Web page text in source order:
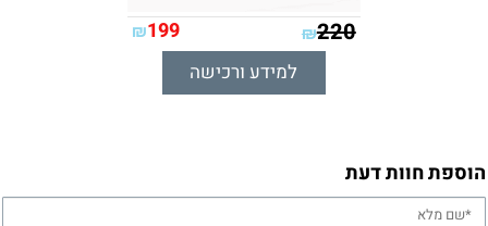
₪220
₪199
למידע ורכישה
הוספת חוות דעת